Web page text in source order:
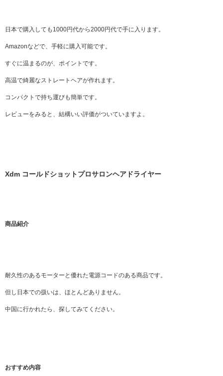
日本で購入しても1000円代から2000円代で手に入ります。
Amazonなどで、手軽に購入可能です。
すぐに温まるのが、ポイントです。
高温で綺麗なストレートヘアが作れます。
コンパクトで持ち運びも簡単です。
レビューをみると、結構いい評価がついていますよ。
Xdm コールドショットプロサロンヘアドライヤー
商品紹介
耐久性のあるモーターと優れた電源コードのある商品です。
但し日本での扱いは、ほとんどありません。
中国に行かれたら、探してみてください。
おすすめ内容